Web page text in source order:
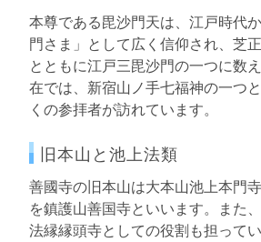
本尊である毘沙門天は、江戸時代
門さま」として広く信仰され、芝
とともに江戸三毘沙門の一つに数
在では、新宿山ノ手七福神の一つ
くの参拝者が訪れています。
旧本山と池上法類
善國寺の旧本山は大本山池上本門
を鎮護山善国寺といいます。また
法縁縁頭寺としての役割も担ってい